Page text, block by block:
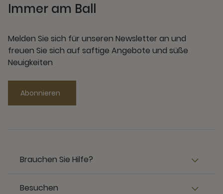
Immer am Ball
Melden Sie sich für unseren Newsletter an und
freuen Sie sich auf saftige Angebote und süße
Neuigkeiten
Abonnieren
Brauchen Sie Hilfe?
Besuchen